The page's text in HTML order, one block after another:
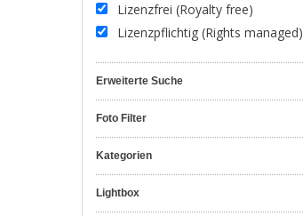
Lizenzfrei (Royalty free)
Lizenzpflichtig (Rights managed)
Erweiterte Suche
Foto Filter
Kategorien
Lightbox